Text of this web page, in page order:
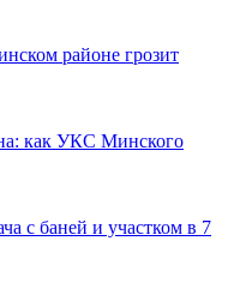
районе грозит
как УКС Минского
с баней и участком в 7